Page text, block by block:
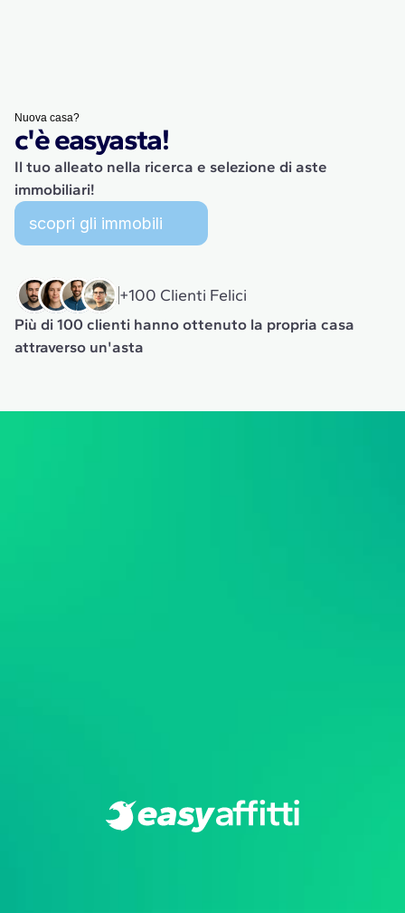
Nuova casa?
c'è easyasta!
Il tuo alleato nella ricerca e selezione di aste
immobiliari!
scopri gli immobili
+100 Clienti Felici
Più di 100 clienti hanno ottenuto la propria casa
attraverso un'asta